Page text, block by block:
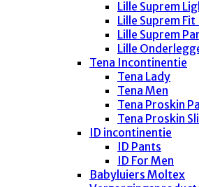
Lille Suprem
Lille Suprem
Lille Suprem
Lille
Tena Incontinentie
Tena Lady
Tena Men
Tena Proskin
Tena Proskin
ID incontinentie
ID Pants
ID For Men
Babyluiers Moltex